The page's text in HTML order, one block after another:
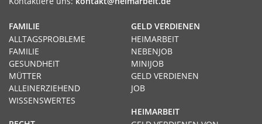
GELD VERDIENEN
HEIMARBEIT
NEBENJOB
MINIJOB
GELD VERDIENEN
JOB
HEIMARBEIT
FAMILIE
ALLTAGSPROBLEME
FAMILIE
GESUNDHEIT
MÜTTER
ALLEINERZIEHEND
WISSENSWERTES